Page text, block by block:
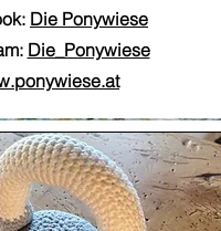
Die Ponywiese
Die_Ponywiese